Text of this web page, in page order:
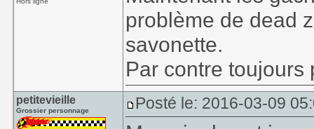
problème de dead
savonette.
Par contre toujours
petitevieille
Grossier personnage Posté le: 2016-03-09